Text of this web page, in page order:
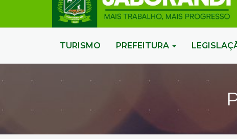
TURISMO PREFEITURA